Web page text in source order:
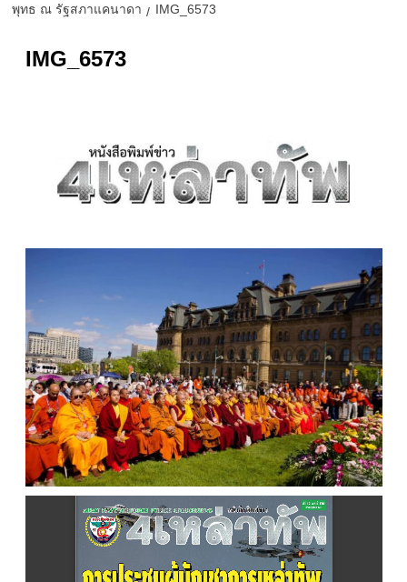
พุทธ ณ รัฐสภาแคนาดา
IMG_6573
IMG_6573